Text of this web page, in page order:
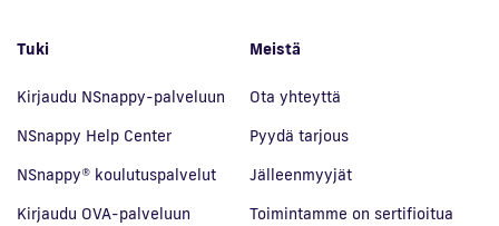
Tuki
Kirjaudu NSnappy-palveluun
NSnappy Help Center
NSnappy® koulutuspalvelut
Kirjaudu OVA-palveluun
Meistä
Ota yhteyttä
Pyydä tarjous
Jälleenmyyjät
Toimintamme on sertifioitua